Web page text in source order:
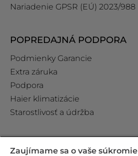
Nariadenie GPSR (EÚ) 2023/988
POPREDAJNÁ PODPORA
Podmienky Garancie
Extra záruka
Podpora
Haier klimatizácie
Starostlivosť a údržba
Zostaňte v kontakte!
Zaujímame sa o vaše súkromie